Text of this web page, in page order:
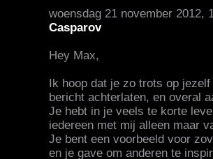
woensdag 21 november 2012,
Casparov
Hey Max,
Ik hoop dat je zo trots op
bericht achterlaten, en overal
Je hebt in je veels te korte
iedereen met mij alleen maar
Je bent een voorbeeld voor
en je gave om anderen te